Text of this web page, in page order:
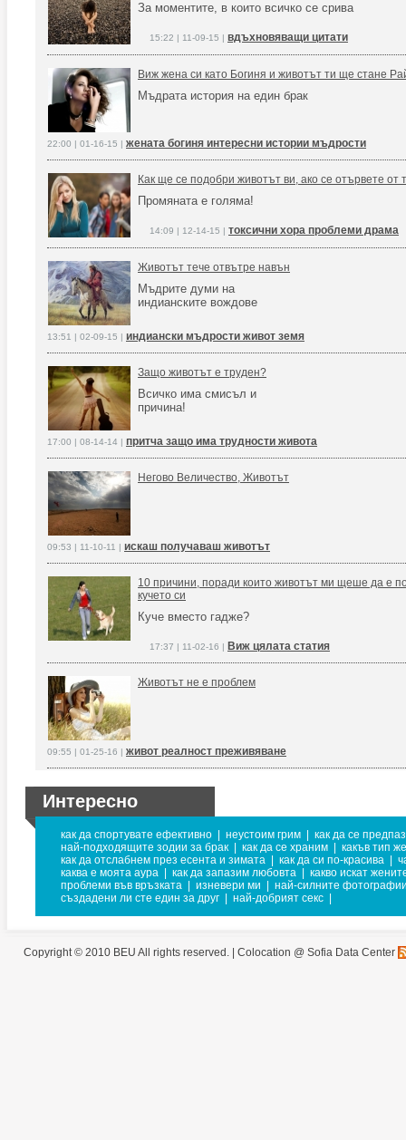
За моментите, в които всичко се срива
15:22 | 11-09-15 | вдъхновяващи цитати
Виж жена си като Богиня и животът ти ще стане
Мъдрата история на един брак
22:00 | 01-16-15 | жената богиня интересни истории мъдрости
Как ще се подобри животът ви, ако се отървете от
Промяната е голяма!
14:09 | 12-14-15 | токсични хора проблеми драма
Животът тече отвътре навън
Мъдрите думи на
индианските вождове
13:51 | 02-09-15 | индиански мъдрости живот земя
Защо животът е труден?
Всичко има смисъл и
причина!
17:00 | 08-14-14 | притча защо има трудности живота
Негово Величество, Животът
09:53 | 11-10-11 | искаш получаваш животът
10 причини, поради които животът ми щеше да е
кучето си
Куче вместо гадже?
17:37 | 11-02-16 | Виж цялата статия
Животът не е проблем
09:55 | 01-25-16 | живот реалност преживяване
Интересно
как да спортувате ефективно неустоим грим
как да се
най-подходящите зодии за брак
как да се храним
какъв тип
как да отслабнем през есента и зимата
как да си по-красива
каква е моята аура
как да запазим любовта
какво искат
проблеми във връзката
изневери ми
най-силните
създадени ли сте един за друг
най-добрият секс
Copyright © 2010 BEU All rights reserved. | Colocation @ Sofia Data Center